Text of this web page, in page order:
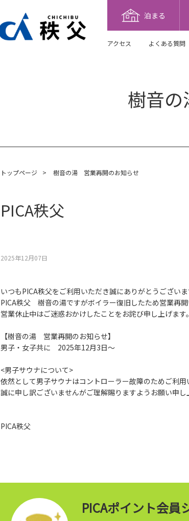
泊まる
アクセス よくある質問
樹音
トップページ > 樹音の湯 営業再開のお知らせ
PICA秩父
2025年12月07⽇
いつもPICA秩父をご利用いただき誠にありがとうございま
PICA秩父 樹音の湯ですがボイラー復旧したため営業再開
営業休止中はご迷惑おかけしたことをお詫び申し上げます。
【樹音の湯 営業再開のお知らせ】
男子・女子共に 2025年12月3日～
<男子サウナについて>
依然として男子サウナはコントローラー故障のためご利用
誠に申し訳ございませんがご理解賜りますようお願い申し
PICA秩父
PICAポイント会員